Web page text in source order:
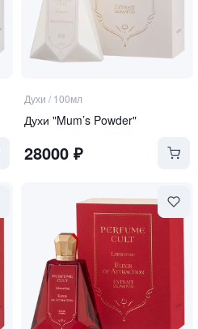
Духи / 100мл
Духи "Mum’s Powder"
28000₽